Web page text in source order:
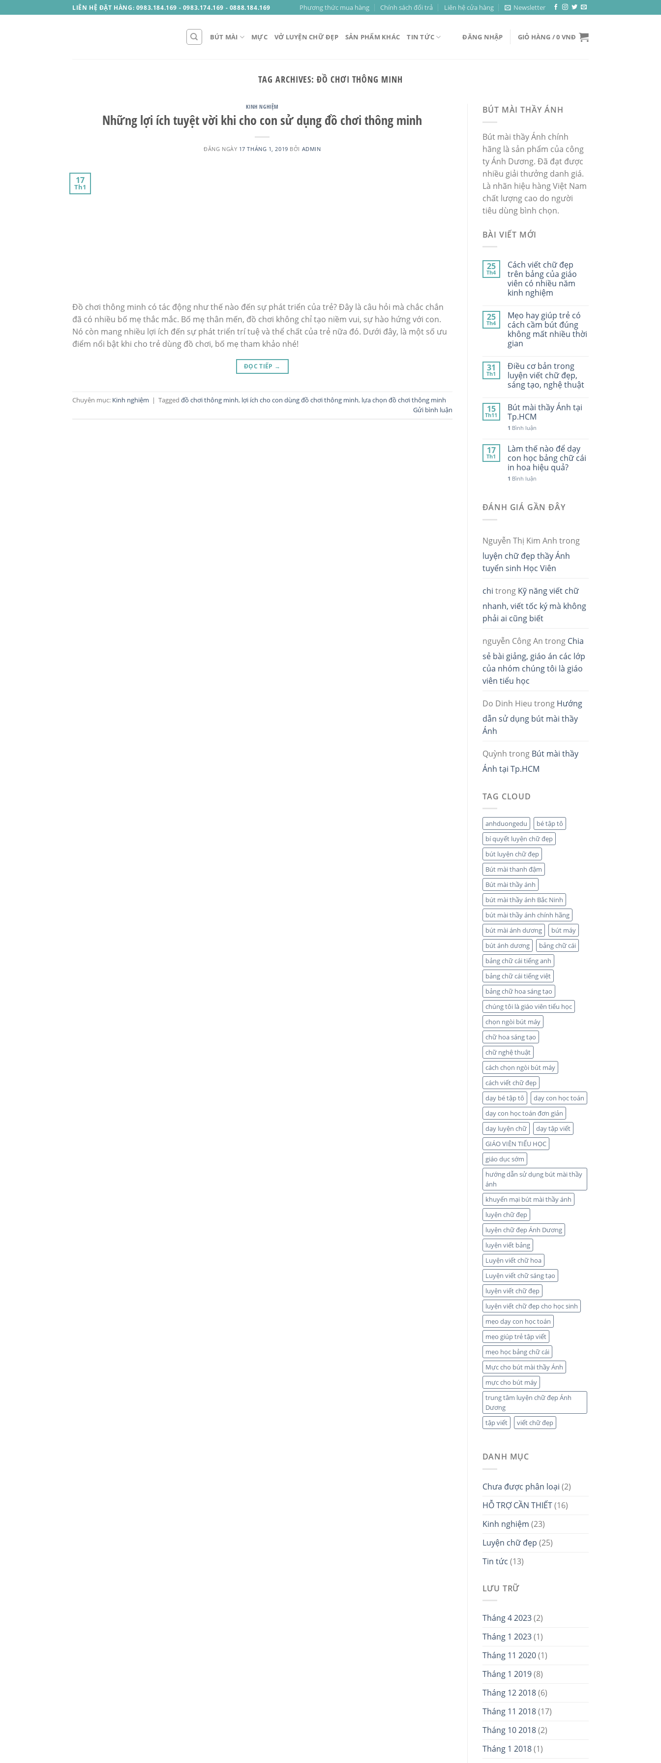
to
LIÊN HỆ ĐẶT HÀNG: 0983.184.169 - 0983.174.169 - 0888.184.169 Phương thức mua hàng Chính sách đổi trả Liên hệ cửa hàng Newsletter
BÚT MÀI MỰC VỞ LUYỆN CHỮ ĐẸP SẢN PHẨM KHÁC TIN TỨC ĐĂNG NHẬP GIỎ HÀNG /0 VNĐ
TAG ARCHIVES:ĐỒ CHƠI THÔNG MINH
KINH NGHIỆM
Những lợi ích tuyệt vời khi cho con sử dụng đồ chơi thông minh
ĐĂNG NGÀY 17 THÁNG 1, 2019 BỞI ADMIN
17
Th1
Đồ chơi thông minh có tác động như thế nào đến sự phát triển của trẻ? Đây là câu hỏi mà chắc chắn
đã có nhiều bố mẹ thắc mắc. Bố mẹ thân mến, đồ chơi không chỉ tạo niềm vui, sự hào hứng với con.
Nó còn mang nhiều lợi ích đến sự phát triển trí tuệ và thể chất của trẻ nữa đó. Dưới đây, là một số ưu
điểm nổi bật khi cho trẻ dùng đồ chơi, bố mẹ tham khảo nhé!
ĐỌC TIẾP →
Chuyên mục: Kinh nghiệm | Tagged đồ chơi thông minh, lợi ích cho con dùng đồ chơi thông minh, lựa chọn đồ chơi thông minh
Gửi bình luận
BÚT MÀI THẦY ÁNH
Bút mài thầy Ánh chính
hãng là sản phẩm của công
ty Ánh Dương. Đã đạt được
nhiều giải thưởng danh giá.
Là nhãn hiệu hàng Việt Nam
chất lượng cao do người
tiêu dùng bình chọn.
BÀI VIẾT MỚI
25
Th4
Cách viết chữ đẹp
trên bảng của giáo
viên có nhiều năm
kinh nghiệm
25
Th4
Mẹo hay giúp trẻ có
cách cầm bút đúng
không mất nhiều thời
gian
31
Th1
Điều cơ bản trong
luyện viết chữ đẹp,
sáng tạo, nghệ thuật
15
Th11
Bút mài thầy Ánh tại
Tp.HCM
1 Bình luận
17
Th1
Làm thế nào để dạy
con học bảng chữ cái
in hoa hiệu quả?
1 Bình luận
ĐÁNH GIÁ GẦN ĐÂY
Nguyễn Thị Kim Anh trong
luyện chữ đẹp thầy Ánh
tuyển sinh Học Viên
chi trong Kỹ năng viết chữ
nhanh, viết tốc ký mà không
phải ai cũng biết
nguyễn Công An trong Chia
sẻ bài giảng, giáo án các lớp
của nhóm chúng tôi là giáo
viên tiểu học
Do Dinh Hieu trong Hướng
dẫn sử dụng bút mài thầy
Ánh
Quỳnh trong Bút mài thầy
Ánh tại Tp.HCM
TAG CLOUD
anhduongedu
bé tập tô
bí quyết luyện chữ đẹp
bút luyện chữ đẹp
Bút mài thanh đậm
Bút mài thầy ánh
bút mài thầy ánh Bắc Ninh
bút mài thầy ánh chính hãng
bút mài ánh dương
bút máy
bút ánh dương
bảng chữ cái
bảng chữ cái tiếng anh
bảng chữ cái tiếng việt
bảng chữ hoa sáng tạo
chúng tôi là giáo viên tiểu học
chọn ngòi bút máy
chữ hoa sáng tạo
chữ nghệ thuật
cách chọn ngòi bút máy
cách viết chữ đẹp
dạy bé tập tô
dạy con học toán
dạy con học toán đơn giản
dạy luyện chữ
dạy tập viết
GIÁO VIÊN TIỂU HỌC
giáo dục sớm
hướng dẫn sử dụng bút mài thầy
ánh
khuyến mại bút mài thầy ánh
luyện chữ đẹp
luyện chữ đẹp Ánh Dương
luyện viết bảng
Luyện viết chữ hoa
Luyện viết chữ sáng tạo
luyện viết chữ đẹp
luyện viết chữ đẹp cho học sinh
mẹo dạy con học toán
mẹo giúp trẻ tập viết
mẹo học bảng chữ cái
Mực cho bút mài thầy Ánh
mực cho bút máy
trung tâm luyện chữ đẹp Ánh
Dương
tập viết
viết chữ đẹp
DANH MỤC
Chưa được phân loại (2)
HỖ TRỢ CẦN THIẾT(16)
Kinh nghiệm (23)
Luyện chữ đẹp (25)
Tin tức (13)
LƯU TRỮ
Tháng 4 2023(2)
Tháng 1 2023(1)
Tháng 11 2020(1)
Tháng 1 2019(8)
Tháng 12 2018(6)
Tháng 11 2018(17)
Tháng 10 2018(2)
Tháng 1 2018(1)